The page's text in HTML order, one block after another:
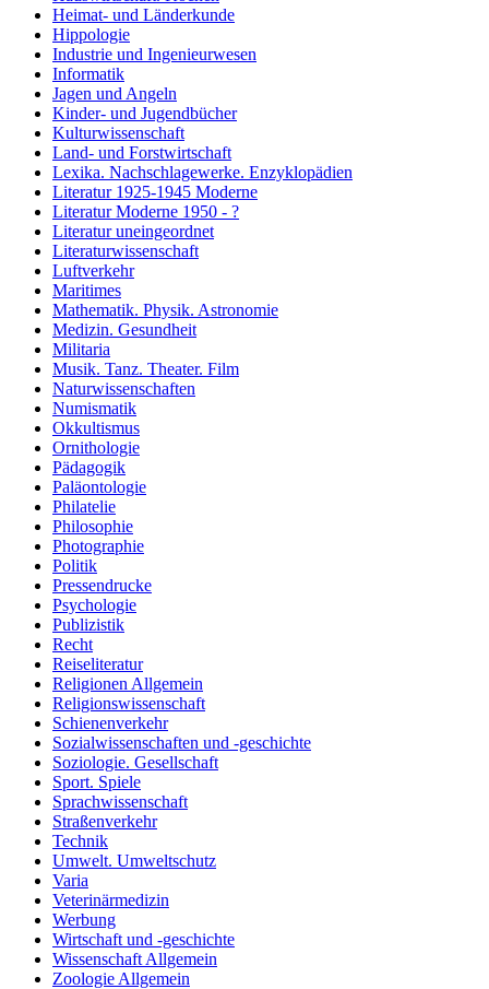
Heimat- und Länderkunde
Hippologie
Industrie und Ingenieurwesen
Informatik
Jagen und Angeln
Kinder- und Jugendbücher
Kulturwissenschaft
Land- und Forstwirtschaft
Lexika. Nachschlagewerke. Enzyklopädien
Literatur 1925-1945 Moderne
Literatur Moderne 1950 - ?
Literatur uneingeordnet
Literaturwissenschaft
Luftverkehr
Maritimes
Mathematik. Physik. Astronomie
Medizin. Gesundheit
Militaria
Musik. Tanz. Theater. Film
Naturwissenschaften
Numismatik
Okkultismus
Ornithologie
Pädagogik
Paläontologie
Philatelie
Philosophie
Photographie
Politik
Pressendrucke
Psychologie
Publizistik
Recht
Reiseliteratur
Religionen Allgemein
Religionswissenschaft
Schienenverkehr
Sozialwissenschaften und -geschichte
Soziologie. Gesellschaft
Sport. Spiele
Sprachwissenschaft
Straßenverkehr
Technik
Umwelt. Umweltschutz
Varia
Veterinärmedizin
Werbung
Wirtschaft und -geschichte
Wissenschaft Allgemein
Zoologie Allgemein